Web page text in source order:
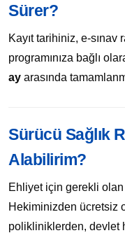
Sürer?
Kayıt tarihiniz, e-
programınıza bağlı
ay arasında
Sürücü Sağlık
Alabilirim?
Ehliyet için gerekli olan
Hekiminizden ücretsiz
polikliniklerden, devlet